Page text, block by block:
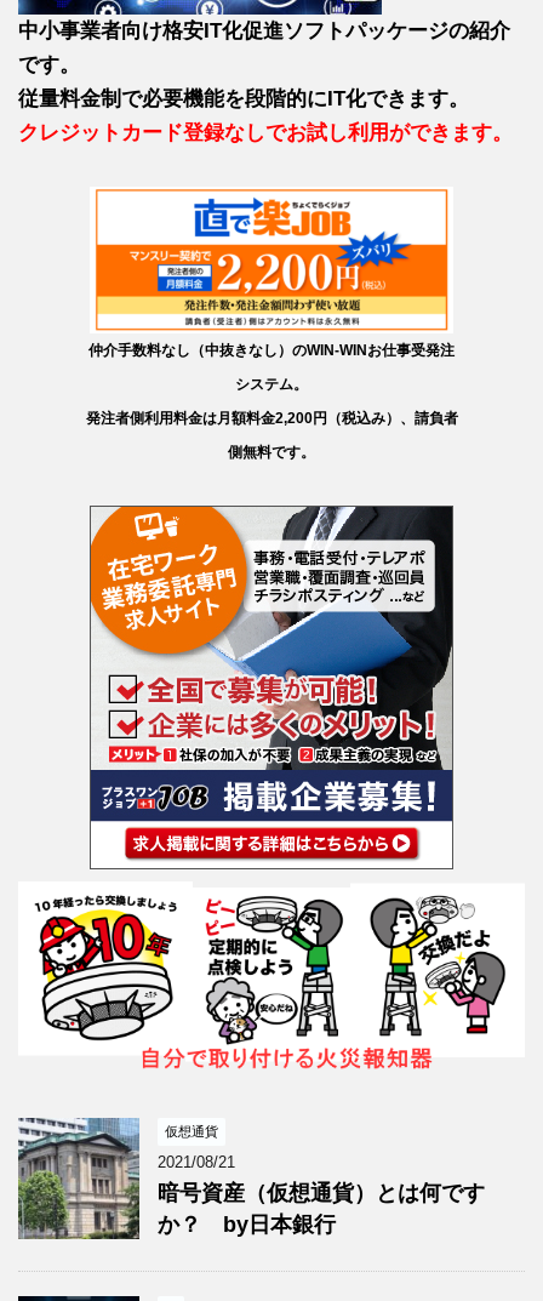
中小事業者向け格安IT化促進ソフトパッケージの紹介
です。
従量料金制で必要機能を段階的にIT化できます。
クレジットカード登録なしでお試し利用ができます。
仲介手数料なし（中抜きなし）のWIN-WINお仕事受発注
システム。
発注者側利用料金は月額料金2,200円（税込み）、請負者
側無料です。
仮想通貨
2021/08/21
暗号資産（仮想通貨）とは何です
か？ by日本銀行